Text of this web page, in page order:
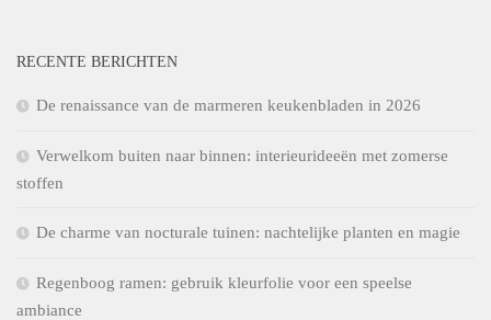
RECENTE BERICHTEN
De renaissance van de marmeren keukenbladen in 2026
Verwelkom buiten naar binnen: interieurideeën met zomerse
stoffen
De charme van nocturale tuinen: nachtelijke planten en magie
Regenboog ramen: gebruik kleurfolie voor een speelse
ambiance